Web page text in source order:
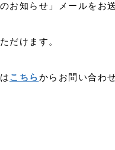
知らせ」メールをお
だけます。
こちらからお問い合わ